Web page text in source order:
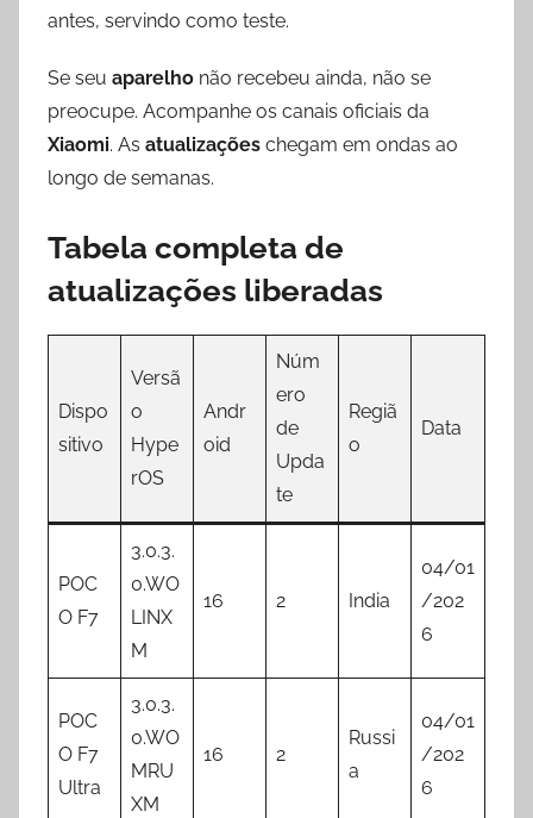
antes, servindo como teste.
Se seu aparelho não recebeu ainda, não se
preocupe. Acompanhe os canais oficiais da
Xiaomi. As atualizações chegam em ondas ao
longo de semanas.
Tabela completa de
atualizações liberadas
Dispo
sitivo
Versã
o
Hype
rOS
Andr
oid
Núm
ero
de
Upda
te
Regiã
o
Data
POC
O F7
3.0.3.
0.WO
LINX
M
16 2 India
04/01
/202
6
POC
O F7
Ultra
3.0.3.
0.WO
MRU
XM
16 2
Russi
a
04/01
/202
6